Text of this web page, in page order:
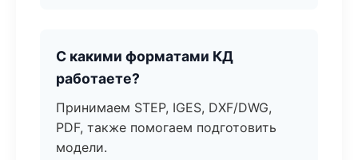
С какими форматами КД
работаете?
Принимаем STEP, IGES, DXF/DWG,
PDF, также помогаем подготовить
модели.